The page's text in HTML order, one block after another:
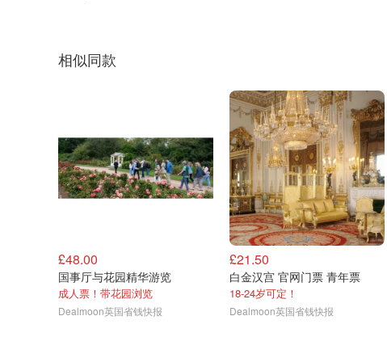
相似同款
£48.00
国事厅与花园精华游览
成人票！带花园浏览
Dealmoon英国省钱快报
£21.50
白金汉宫 官网门票 青年票
18-24岁可定！
Dealmoon英国省钱快报